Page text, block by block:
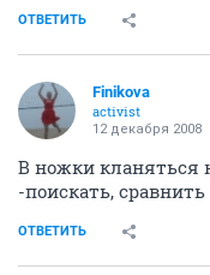
ОТВЕТИТЬ
Finikova
activist
12 декабря 2008
В ножки кланяться
-поискать,
ОТВЕТИТЬ